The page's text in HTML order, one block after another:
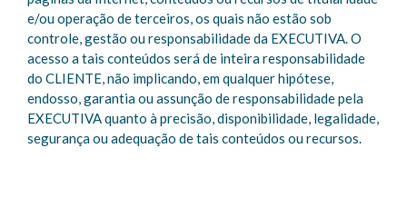
e/ou operação de terceiros, os quais não estão sob
controle, gestão ou responsabilidade da EXECUTIVA. O
acesso a tais conteúdos será de inteira responsabilidade
do CLIENTE, não implicando, em qualquer hipótese,
endosso, garantia ou assunção de responsabilidade pela
EXECUTIVA quanto à precisão, disponibilidade, legalidade,
segurança ou adequação de tais conteúdos ou recursos.